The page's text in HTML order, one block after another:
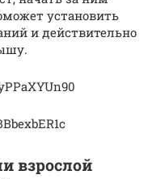
установить
и действительно
взрослой